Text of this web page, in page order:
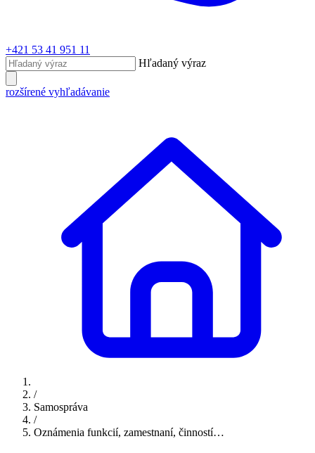
+421 53 41 951 11
Hľadaný výraz
rozšírené vyhľadávanie
/
Samospráva
/
Oznámenia funkcií, zamestnaní, činností…